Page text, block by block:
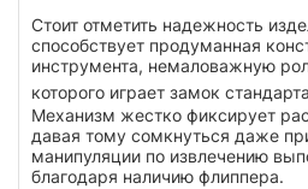
Стоит отметить надежность
способствует продуманная
инструмента, немаловажную
которого играет замок стандарта
Механизм жестко фиксирует
давая тому сомкнуться даже
манипуляции по извлечению
благодаря наличию флиппера.